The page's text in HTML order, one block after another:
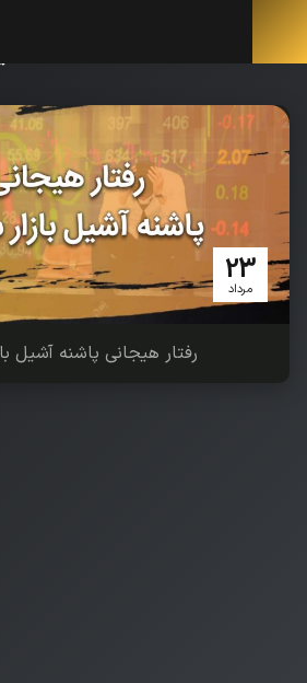
23
مرداد
رفتار هیجانی پاشنه آشیل